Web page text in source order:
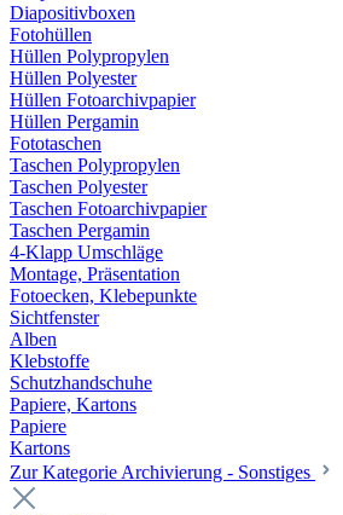
Diapositivboxen
Fotohüllen
Hüllen Polypropylen
Hüllen Polyester
Hüllen Fotoarchivpapier
Hüllen Pergamin
Fototaschen
Taschen Polypropylen
Taschen Polyester
Taschen Fotoarchivpapier
Taschen Pergamin
4-Klapp Umschläge
Montage, Präsentation
Fotoecken, Klebepunkte
Sichtfenster
Alben
Klebstoffe
Schutzhandschuhe
Papiere, Kartons
Papiere
Kartons
Zur Kategorie Archivierung - Sonstiges